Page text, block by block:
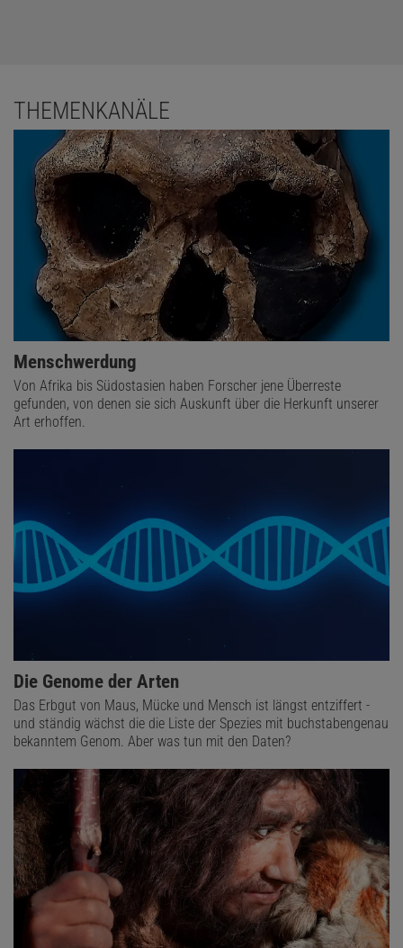
THEMENKANÄLE
Menschwerdung
Von Afrika bis Südostasien haben Forscher jene Überreste
gefunden, von denen sie sich Auskunft über die Herkunft unserer
Art erhoffen.
Die Genome der Arten
Das Erbgut von Maus, Mücke und Mensch ist längst entziffert -
und ständig wächst die die Liste der Spezies mit buchstabengenau
bekanntem Genom. Aber was tun mit den Daten?